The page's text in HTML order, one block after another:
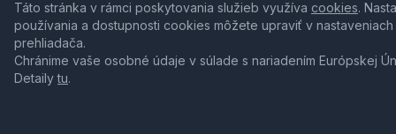
Táto stránka v rámci poskytovania služieb využíva cookies.
používania a dostupnosti cookies môžete upraviť v nastaveniach
prehliadača.
Chránime vaše osobné údaje v súlade s nariadením Európskej
Detailytu.